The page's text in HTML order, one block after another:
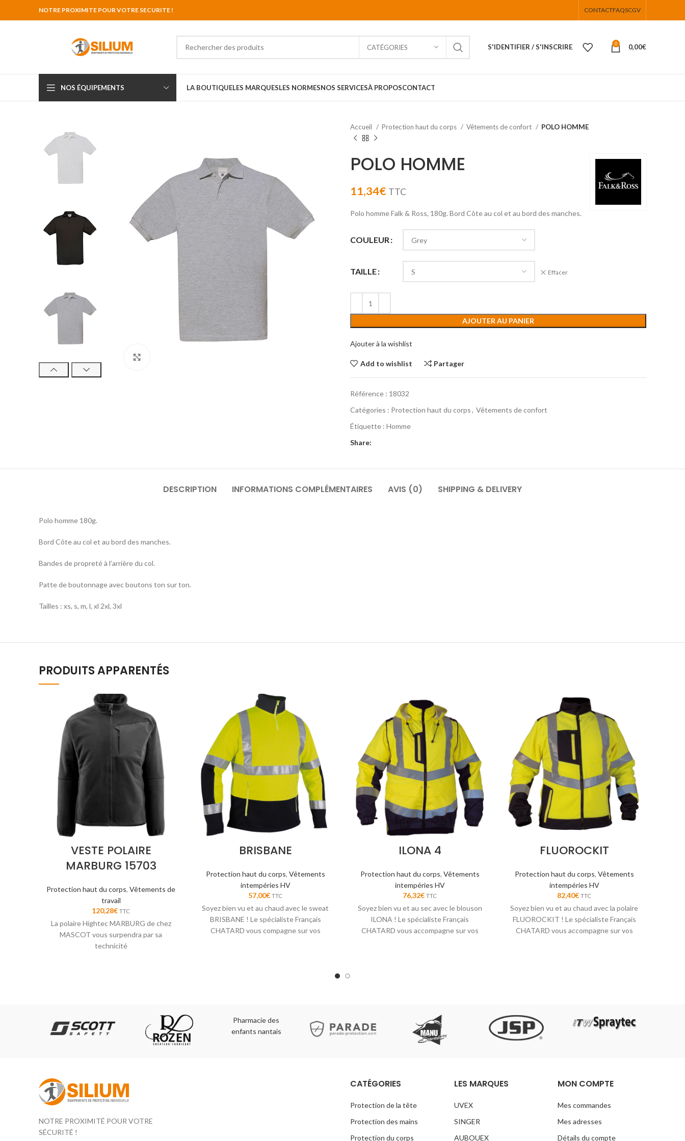
NOTRE PROXIMITE POUR VOTRE SECURITE ! CONTACTFAQSCGV
CATÉGORIES S'IDENTIFIER / S'INSCRIRE 0 0,00€
NOS ÉQUIPEMENTS LA BOUTIQUELES MARQUESLES NORMESNOS SERVICESÀ PROPOSCONTACT
Accueil Protection haut du corps Vêtements de confort POLO HOMME
POLO HOMME
11,34€ TTC
Polo homme Falk & Ross, 180g. Bord Côte au col et au bord des manches.
COULEUR
TAILLE Effacer
AJOUTER AU PANIER
Ajouter à la wishlist
Add to wishlist Partager
Référence : 18032
Catégories : Protection haut du corps, Vêtements de confort
Étiquette : Homme
Share:
DESCRIPTION INFORMATIONS COMPLÉMENTAIRES AVIS (0) SHIPPING & DELIVERY
Polo homme 180g.
Bord Côte au col et au bord des manches.
Bandes de propreté à l’arrière du col.
Patte de boutonnage avec boutons ton sur ton.
Tailles : xs, s, m, l, xl 2xl, 3xl
PRODUITS APPARENTÉS
VESTE POLAIRE
MARBURG 15703
Protection haut du corps, Vêtements de
travail
120,28€ TTC
La polaire Hightec MARBURG de chez
MASCOT vous surpendra par sa
technicité
BRISBANE
Protection haut du corps, Vêtements
intempéries HV
57,00€ TTC
Soyez bien vu et au chaud avec le sweat
BRISBANE ! Le spécialiste Français
CHATARD vous compagne sur vos
ILONA 4
Protection haut du corps, Vêtements
intempéries HV
76,32€ TTC
Soyez bien vu et au sec avec le blouson
ILONA ! Le spécialiste Français
CHATARD vous accompagne sur vos
FLUOROCKIT
Protection haut du corps, Vêtements
intempéries HV
82,40€ TTC
Soyez bien vu et au chaud avec la polaire
FLUOROCKIT ! Le spécialiste Français
CHATARD vous accompagne sur vos
Pharmacie des
enfants nantais
NOTRE PROXIMITÉ POUR VOTRE
SÉCURITÉ !
CATÉGORIES
Protection de la tête
Protection des mains
Protection du corps
LES MARQUES
UVEX
SINGER
AUBOUEX
MON COMPTE
Mes commandes
Mes adresses
Détails du compte